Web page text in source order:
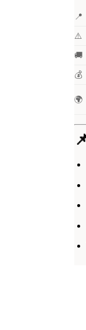
📍
⚠️
🚚
💰
🌍